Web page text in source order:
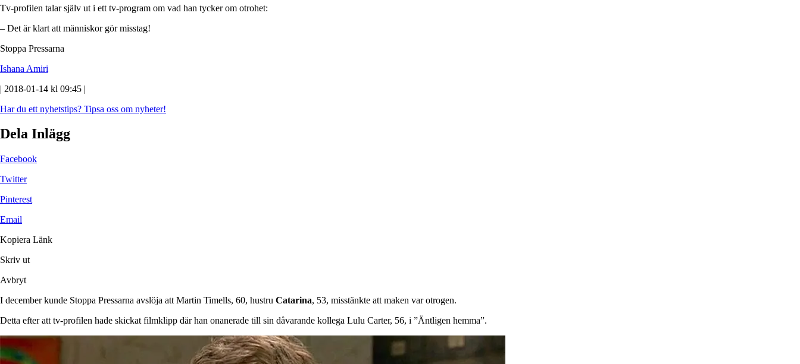
Tv-profilen talar själv ut i ett tv-program om vad han tycker om otrohet:
– Det är klart att människor gör misstag!
Stoppa Pressarna
Ishana Amiri
| 2018-01-14 kl 09:45 |
Har du ett nyhetstips? Tipsa oss om nyheter!
Dela Inlägg
Facebook
Twitter
Pinterest
Email
Kopiera Länk
Skriv ut
Avbryt
I december kunde Stoppa Pressarna avslöja att Martin Timells, 60, hustru Catarina, 53, misstänkte att maken var otrogen.
Detta efter att tv-profilen hade skickat filmklipp där han onanerade till sin dåvarande kollega Lulu Carter, 56, i ”Äntligen hemma”.